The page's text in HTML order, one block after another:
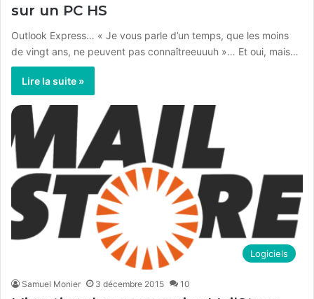
sur un PC HS
Outlook Express… « Je vous parle d’un temps, que les moins
de vingt ans, ne peuvent pas connaîtreeuuuh »… Et oui, mais…
Lire la suite »
Logiciels
Samuel Monier 3 décembre 2015 10